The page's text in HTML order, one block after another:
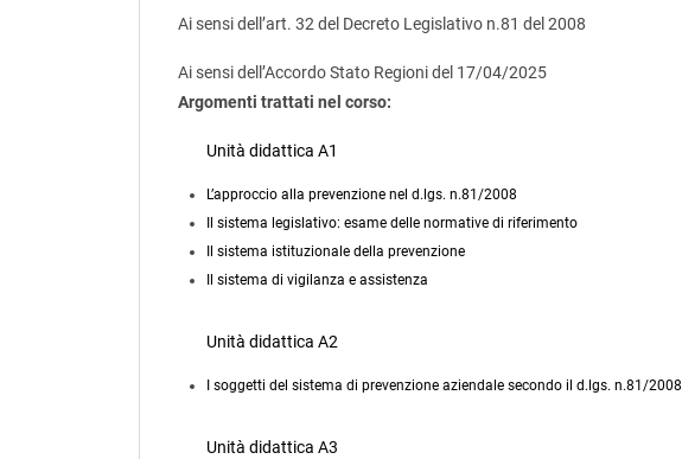
Ai sensi dell’art. 32 del Decreto Legislativo n.81 del 2008
Ai sensi dell’Accordo Stato Regioni del 17/04/2025
Argomenti trattati nel corso:
Unità didattica A1
L’approccio alla prevenzione nel d.lgs. n.81/2008
Il sistema legislativo: esame delle normative di riferimento
Il sistema istituzionale della prevenzione
Il sistema di vigilanza e assistenza
Unità didattica A2
I soggetti del sistema di prevenzione aziendale secondo il d.lgs. n.81/2008
Unità didattica A3